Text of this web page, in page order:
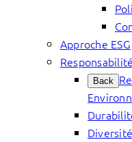
Approche ESG
Back